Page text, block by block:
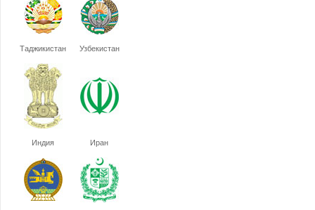
Таджикистан Узбекистан
Индия Иран